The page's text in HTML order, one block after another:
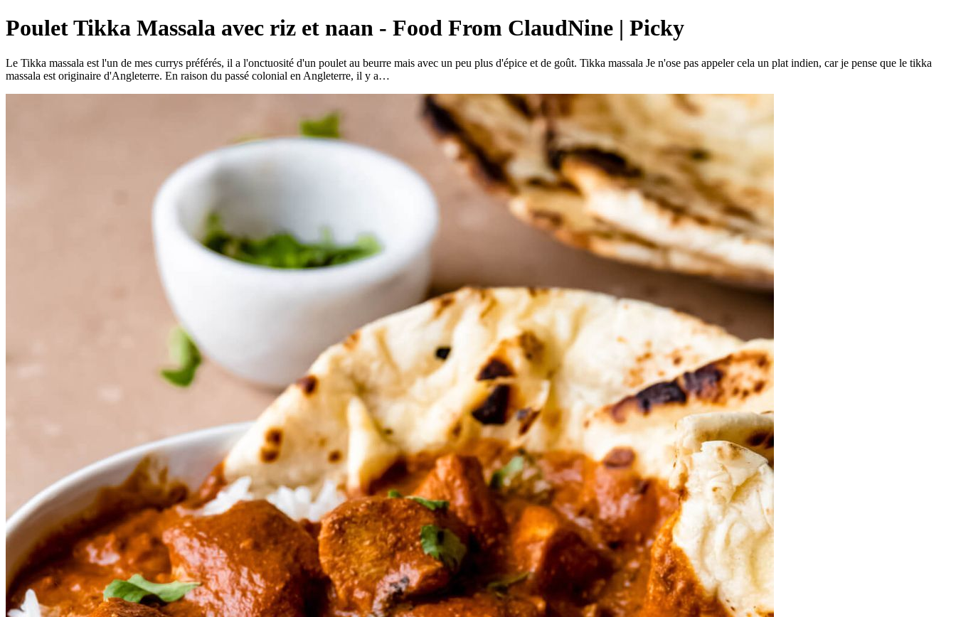
Poulet Tikka Massala avec riz et naan - Food From ClaudNine | Picky
Le Tikka massala est l'un de mes currys préférés, il a l'onctuosité d'un poulet au beurre mais avec un peu plus d'épice et de goût. Tikka massala Je n'ose pas appeler cela un plat indien, car je pense que le tikka
massala est originaire d'Angleterre. En raison du passé colonial en Angleterre, il y a…